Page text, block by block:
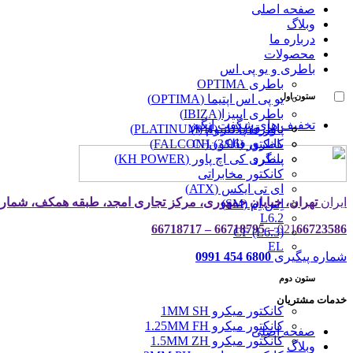
صفحه اصلی
وبلاگ
درباره ما
محصولات
ستون اول
پاور قفل دار (VH)
کانکتور (3/96) CH
پینگرد
کانکتور مخابراتی
ای تی ایکس (ATX)
اِس اِم (SM)
L6.2
CF (L6.3)
EL
ستون دوم
کانکتور میکرو 1MM SH
کانکتور میکرو 1.25MM FH
کانکتور میکرو 1.5MM ZH
باطری و یو پی اس
باطری OPTIMA
یو پی اس اپتیما (OPTIMA)
باطری ایبیزا(IBIZA)
باطری پلاتینیوم (PLATINUM)
باطری فالکون(FALCON)
باطری کی اچ پاور (KH POWER)
تخفیف های شگفت انگیز
ایرانتهران، خیابان جمهوری، مرکز تجاری امجد، طبقه همکف،
02166723586 – 66718795 – 66718717
شماره پیگیری6800 454 0991
خدمات مشتریان
صفحه اصلی
وبلاگ